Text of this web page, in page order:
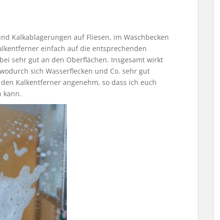
Kalkablagerungen auf Fliesen, im Waschbecken
einfach auf die entsprechenden
sehr gut an den Oberflächen. Insgesamt wirkt
sich Wasserflecken und Co. sehr gut
Kalkentferner angenehm, so dass ich euch
kann.